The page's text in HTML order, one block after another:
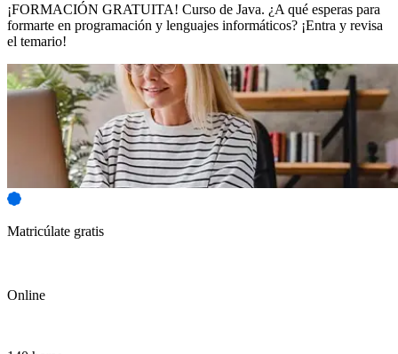
¡FORMACIÓN GRATUITA! Curso de Java. ¿A qué esperas para
formarte en programación y lenguajes informáticos? ¡Entra y revisa
el temario!
Matricúlate gratis
Online